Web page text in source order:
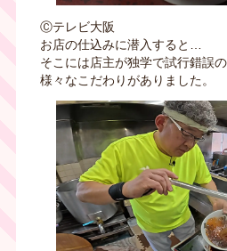
Ⓒテレビ大阪
お店の仕込みに潜入すると…
そこには店主が独学で試行錯誤
様々なこだわりがありました。